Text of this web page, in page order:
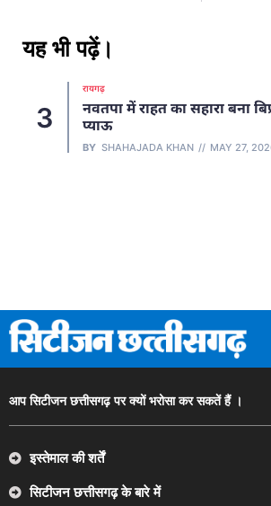
यह भी पढ़ें।
3
रायगढ़
नवतपा में राहत का सहारा बना
प्याऊ
BY SHAHAJADA KHAN MAY 27,
आप सिटीजन छत्तीसगढ़ पर क्यों भरोसा कर सकतें हैं ।
इस्तेमाल की शर्तें
सिटीजन छत्तीसगढ़ के बारे में